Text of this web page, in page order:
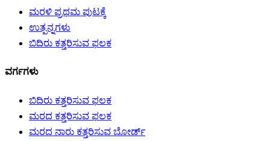
ಮರಳಿ ಪ್ರಥಮ ಪುಟಕ್ಕೆ
ಉತ್ಪನ್ನಗಳು
ಬಿದಿರು ಕತ್ತರಿಸುವ ಫಲಕ
ವರ್ಗಗಳು
ಬಿದಿರು ಕತ್ತರಿಸುವ ಫಲಕ
ಮರದ ಕತ್ತರಿಸುವ ಫಲಕ
ಮರದ ನಾರು ಕತ್ತರಿಸುವ ಬೋರ್ಡ್